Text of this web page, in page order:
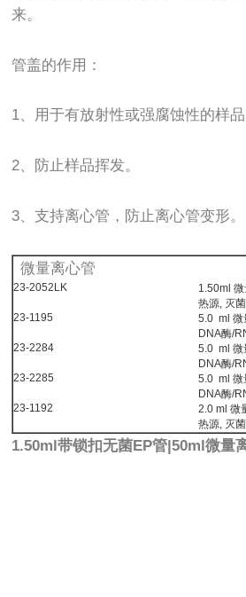
来。
管盖的作用：
1、用于有放射性或强腐蚀性的样
2、防止样品挥发。
3、支持离心管，防止离心管变形。
微量离心管
23-2052LK
1.50ml
热源, 灭
23-1195
5.0 ml 微
DNA酶/
23-2284
5.0 ml 微
DNA酶/
23-2285
5.0 ml 微
DNA酶/
23-1192
2.0 ml 微
热源, 灭菌
1.50ml带锁扣无菌EP管|50ml微量